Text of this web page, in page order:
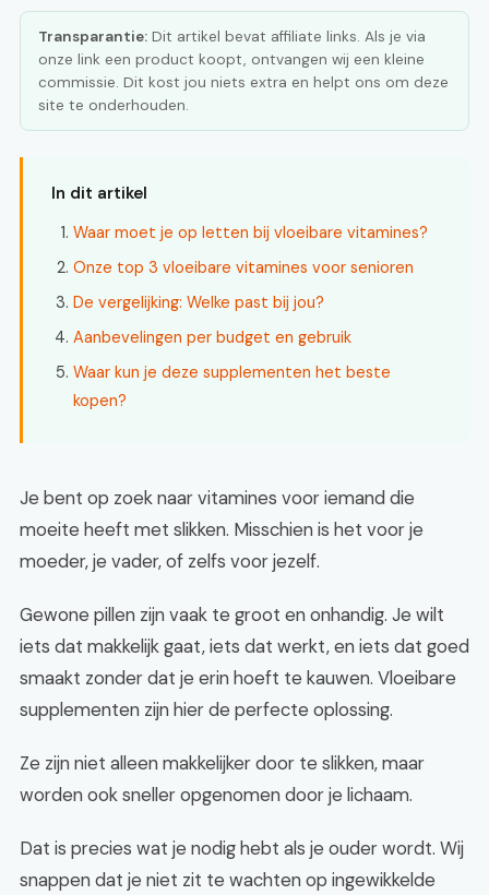
Transparantie: Dit artikel bevat affiliate links. Als je via
onze link een product koopt, ontvangen wij een kleine
commissie. Dit kost jou niets extra en helpt ons om deze
site te onderhouden.
In dit artikel
Waar moet je op letten bij vloeibare vitamines?
Onze top 3 vloeibare vitamines voor senioren
De vergelijking: Welke past bij jou?
Aanbevelingen per budget en gebruik
Waar kun je deze supplementen het beste
kopen?
Je bent op zoek naar vitamines voor iemand die
moeite heeft met slikken. Misschien is het voor je
moeder, je vader, of zelfs voor jezelf.
Gewone pillen zijn vaak te groot en onhandig. Je wilt
iets dat makkelijk gaat, iets dat werkt, en iets dat goed
smaakt zonder dat je erin hoeft te kauwen. Vloeibare
supplementen zijn hier de perfecte oplossing.
Ze zijn niet alleen makkelijker door te slikken, maar
worden ook sneller opgenomen door je lichaam.
Dat is precies wat je nodig hebt als je ouder wordt. Wij
snappen dat je niet zit te wachten op ingewikkelde